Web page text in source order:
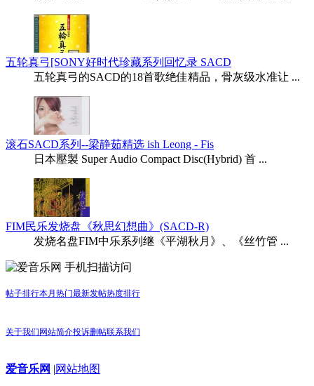
五轮真弓[SONY好时代珍藏系列回忆录 SACD
五轮真弓的SACD的18首歌绝佳精品，骨灰级水准让 ...
滚石SACD系列--梁静茹精选 ish Leong - Fis
日本壓製 Super Audio Compact Disc(Hybrid) 首 ...
FIM民乐发烧盘《秋思幻想曲》(SACD-R)
发烧名盘FIM中乐系列继《平湖秋月》、《丝竹管 ...
手机扫描访问
帖子排行本月热门最新发帖热度排行
关于我们 网站简介投诉删帖联系我们
爱音乐网 |网站地图